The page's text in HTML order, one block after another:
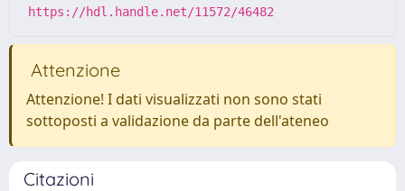
https://hdl.handle.net/11572/46482
Attenzione
Attenzione! I dati visualizzati non sono stati
sottoposti a validazione da parte dell'ateneo
Citazioni